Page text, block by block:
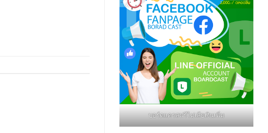
บอร์ดแครสฟรีไม่เสียเงินเพิ่ม